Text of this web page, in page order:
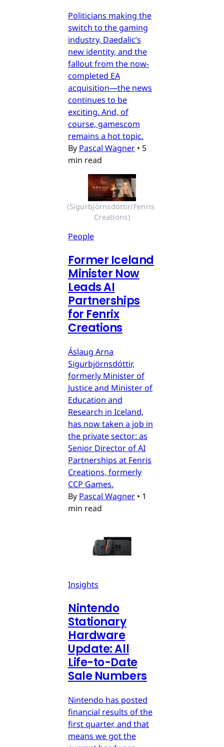
Politicians making the
switch to the gaming
industry, Daedalic’s
new identity, and the
fallout from the now-
completed EA
acquisition—the news
continues to be
exciting. And, of
course, gamescom
remains a hot topic.
By Pascal Wagner • 5
min read
(Sigurbjörnsdóttir/Fenris
Creations)
People
Former Iceland
Minister Now
Leads AI
Partnerships
for Fenrix
Creations
Áslaug Arna
Sigurbjörnsdóttir,
formerly Minister of
Justice and Minister of
Education and
Research in Iceland,
has now taken a job in
the private sector: as
Senior Director of AI
Partnerships at Fenris
Creations, formerly
CCP Games.
By Pascal Wagner • 1
min read
Insights
Nintendo
Stationary
Hardware
Update: All
Life-to-Date
Sale Numbers
Nintendo has posted
financial results of the
first quarter, and that
means we got the